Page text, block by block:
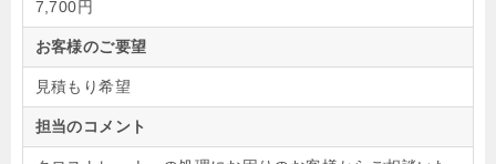
7,700円
お客様のご要望
見積もり希望
担当のコメント